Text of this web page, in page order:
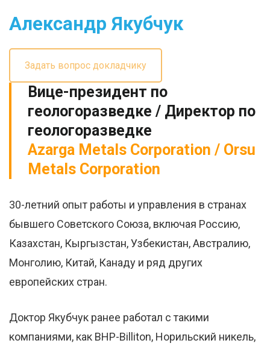
Александр Якубчук
Задать вопрос докладчику
Вице-президент по
геологоразведке / Директор по
геологоразведке
Azarga Metals Corporation / Orsu
Metals Corporation
30-летний опыт работы и управления в странах
бывшего Советского Союза, включая Россию,
Казахстан, Кыргызстан, Узбекистан, Австралию,
Монголию, Китай, Канаду и ряд других
европейских стран.
Доктор Якубчук ранее работал с такими
компаниями, как BHP-Billiton, Норильский никель,